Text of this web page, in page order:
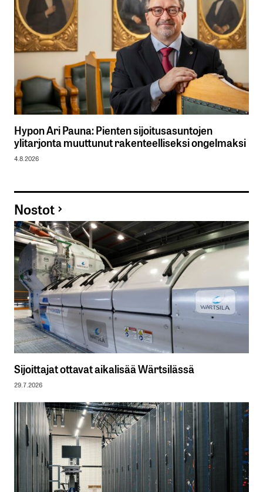
Hypon Ari Pauna: Pienten sijoitusasuntojen
ylitarjonta muuttunut rakenteelliseksi ongelmaksi
4.8.2026
Nostot
Sijoittajat ottavat aikalisää Wärtsilässä
29.7.2026